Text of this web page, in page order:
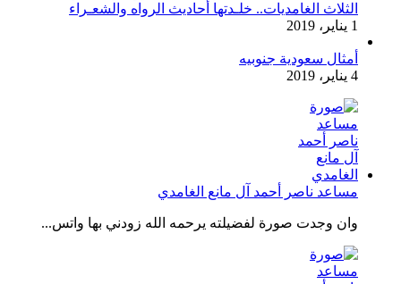
الثلاث الغامديات.. خلـدتها أحاديث الرواه والشعـراء
1 يناير، 2019
أمثال سعودية جنوبيه
4 يناير، 2019
مساعد ناصر أحمد آل مانع الغامدي
وان وجدت صورة لفضيلته يرحمه الله زودني بها واتس...